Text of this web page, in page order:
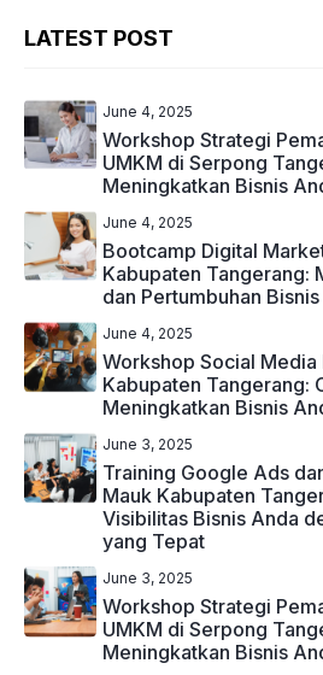
LATEST POST
June 4, 2025
Workshop Strategi
UMKM di Serpong
Meningkatkan Bisnis
June 4, 2025
Bootcamp Digital
Kabupaten Tangerang:
dan Pertumbuhan
June 4, 2025
Workshop Social
Kabupaten Tangerang:
Meningkatkan Bisnis
June 3, 2025
Training Google Ads
Mauk Kabupaten
Visibilitas Bisnis Anda
yang Tepat
June 3, 2025
Workshop Strategi
UMKM di Serpong
Meningkatkan Bisnis